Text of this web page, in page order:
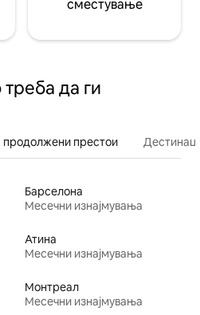
сместување
да ги
продолжени престои
Барселона
Месечни изнајмувања
Атина
Месечни изнајмувања
Монтреал
Месечни изнајмувања